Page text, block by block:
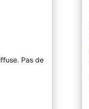
Pas de